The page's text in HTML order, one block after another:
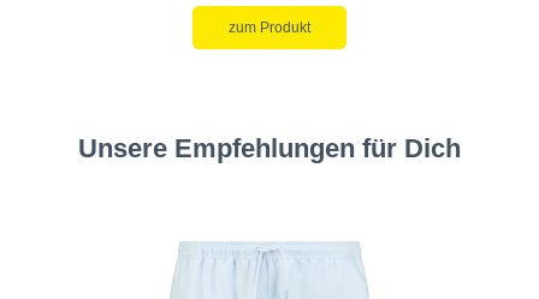
zum Produkt
Unsere Empfehlungen für Dich